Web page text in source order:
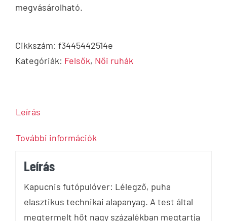
megvásárolható.
Cikkszám: f3445442514e
Kategóriák: Felsők, Női ruhák
Leírás
További információk
Leírás
Kapucnis futópulóver: Lélegző, puha
elasztikus technikai alapanyag. A test által
megtermelt hőt nagy százalékban megtartja